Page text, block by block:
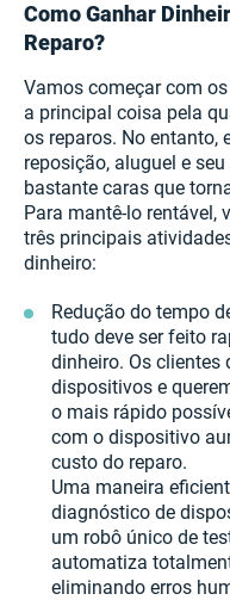
Como Ganhar
Reparo?
Vamos começar com
a principal coisa pela
os reparos. No entanto,
reposição, aluguel e
bastante caras que
Para mantê-lo rentável,
três principais
dinheiro:
Redução do tempo
tudo deve ser feito
dinheiro. Os clientes
dispositivos e
o mais rápido
com o dispositivo
custo do reparo.
Uma maneira
diagnóstico de
um robô único de
automatiza
eliminando erros